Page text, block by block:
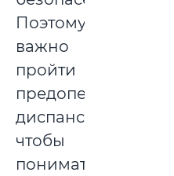
Поэтому
важно
пройти
предоперационную
диспансеризацию,
чтобы
понимать,